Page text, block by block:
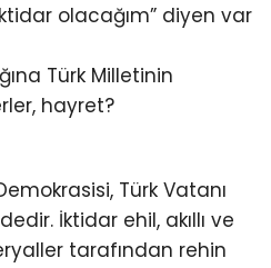
olacağım” diyen var
Türk Milletinin
hayret?
Türk Vatanı
İktidar ehil, akıllı ve
tarafından rehin